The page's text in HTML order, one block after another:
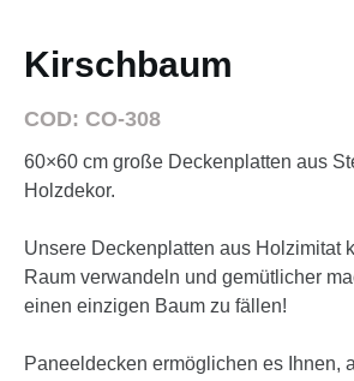
Kirschbaum
COD: CO-308
60×60 cm große Deckenplatten aus
Holzdekor.
Unsere Deckenplatten aus Holzimitat
Raum verwandeln und gemütlicher
einen einzigen Baum zu fällen!
Paneeldecken ermöglichen es Ihnen,